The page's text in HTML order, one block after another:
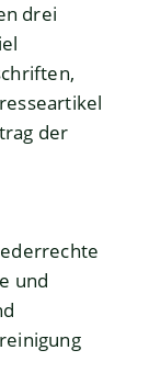
drei
der
und